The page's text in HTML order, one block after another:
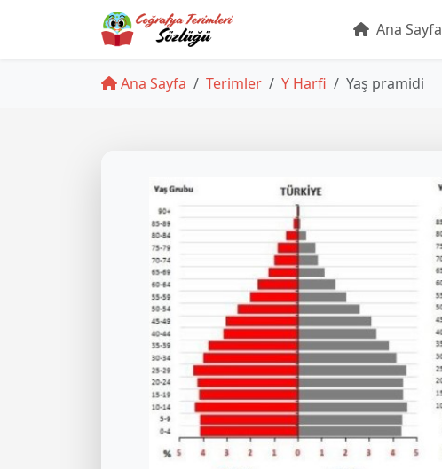
Ana Sayfa
Ana Sayfa Terimler Y Harfi Yaş pramidi